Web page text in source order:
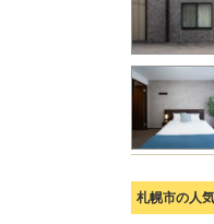
札幌市の人